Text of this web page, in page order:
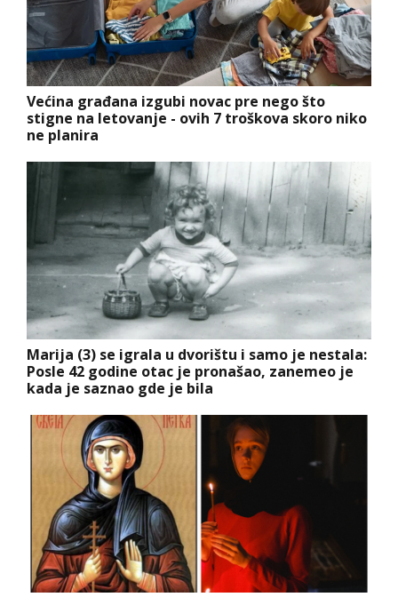
Većina građana izgubi novac pre nego što
stigne na letovanje - ovih 7 troškova skoro niko
ne planira
Marija (3) se igrala u dvorištu i samo je nestala:
Posle 42 godine otac je pronašao, zanemeo je
kada je saznao gde je bila